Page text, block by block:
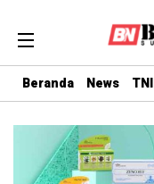
Beranda News TNI